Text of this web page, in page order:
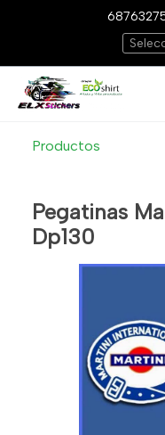
Productos
Pegatinas
Dp130